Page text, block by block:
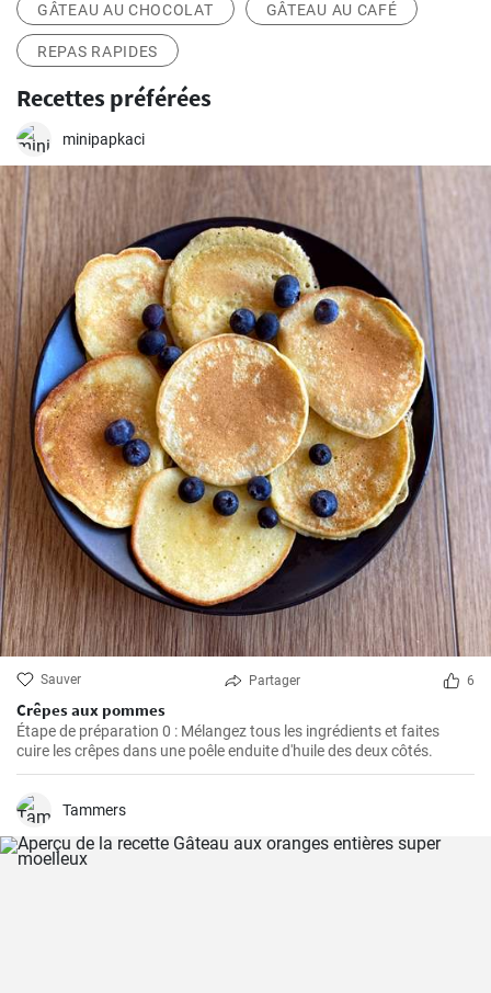
GÂTEAU AU CHOCOLAT GÂTEAU AU CAFÉ
REPAS RAPIDES
Recettes préférées
minipapkaci
Sauver Partager 6
Crêpes aux pommes
Étape de préparation 0 : Mélangez tous les ingrédients et faites
cuire les crêpes dans une poêle enduite d'huile des deux côtés.
Tammers